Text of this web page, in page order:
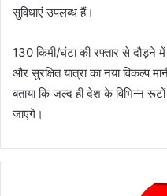
सुविधाएं उपलब्ध हैं।
130 किमी/घंटा की रफ्तार से दौड़ने
और सुरक्षित यात्रा का नया विकल्प
बताया कि जल्द ही देश के विभिन्न
जाएंगे।